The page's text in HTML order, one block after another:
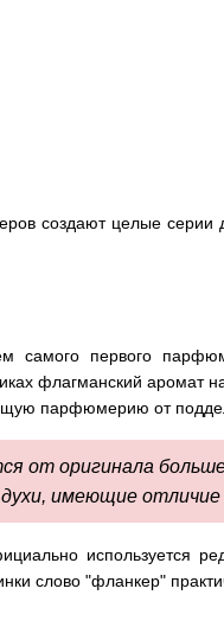
создают целые серии
самого первого
флагманский аромат
парфюмерию от
от оригинала
духи, имеющие
используется
слово "фланкер"